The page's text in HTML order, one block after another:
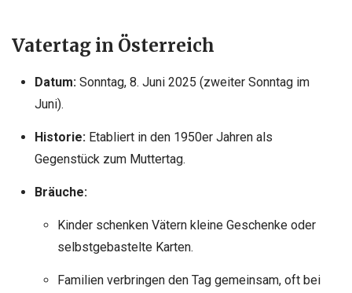
Vatertag in Österreich
Datum:Sonntag, 8. Juni 2025 (zweiter Sonntag im
Juni).
Historie:Etabliert in den 1950er Jahren als
Gegenstück zum Muttertag.
Bräuche:
Kinder schenken Vätern kleine Geschenke oder
selbstgebastelte Karten.
Familien verbringen den Tag gemeinsam, oft bei